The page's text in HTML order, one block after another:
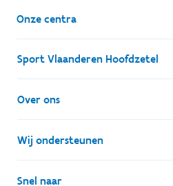
Onze centra
Sport Vlaanderen Hoofdzetel
Simon Bolivarlaan 17
1000 Brussel
Ondernemingsnummer: BE
Over ons
Wie zijn we, wat doen we
Onze centra
Wij ondersteunen
Lokale besturen
Snel naar